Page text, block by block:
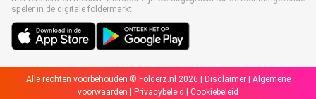
speler in de digitale foldermarkt.
Alle rechten voorbehouden © Folderz.nl 2026 | Disclaimer| Algemene
voorwaarden
Privacybeleid Cookiebeleid